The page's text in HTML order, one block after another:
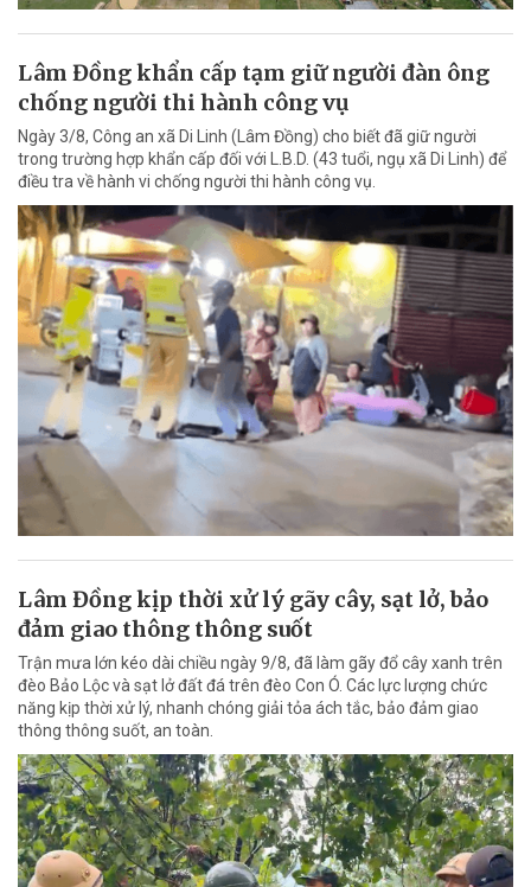
Lâm Đồng khẩn cấp tạm giữ người đàn ông
chống người thi hành công vụ
Ngày 3/8, Công an xã Di Linh (Lâm Đồng) cho biết đã giữ người
trong trường hợp khẩn cấp đối với L.B.D. (43 tuổi, ngụ xã Di Linh) để
điều tra về hành vi chống người thi hành công vụ.
Lâm Đồng kịp thời xử lý gãy cây, sạt lở, bảo
đảm giao thông thông suốt
Trận mưa lớn kéo dài chiều ngày 9/8, đã làm gãy đổ cây xanh trên
đèo Bảo Lộc và sạt lở đất đá trên đèo Con Ó. Các lực lượng chức
năng kịp thời xử lý, nhanh chóng giải tỏa ách tắc, bảo đảm giao
thông thông suốt, an toàn.